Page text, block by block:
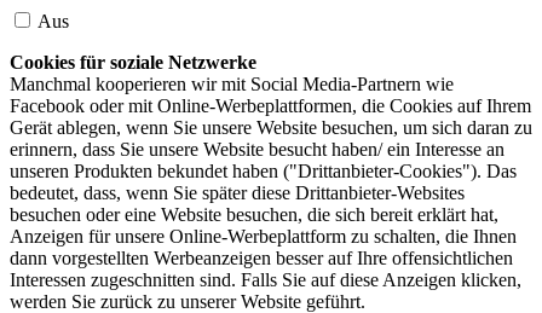
Aus
Cookies für soziale Netzwerke
Manchmal kooperieren wir mit Social Media-Partnern wie
Facebook oder mit Online-Werbeplattformen, die Cookies auf Ihrem
Gerät ablegen, wenn Sie unsere Website besuchen, um sich daran zu
erinnern, dass Sie unsere Website besucht haben/ ein Interesse an
unseren Produkten bekundet haben ("Drittanbieter-Cookies"). Das
bedeutet, dass, wenn Sie später diese Drittanbieter-Websites
besuchen oder eine Website besuchen, die sich bereit erklärt hat,
Anzeigen für unsere Online-Werbeplattform zu schalten, die Ihnen
dann vorgestellten Werbeanzeigen besser auf Ihre offensichtlichen
Interessen zugeschnitten sind. Falls Sie auf diese Anzeigen klicken,
werden Sie zurück zu unserer Website geführt.